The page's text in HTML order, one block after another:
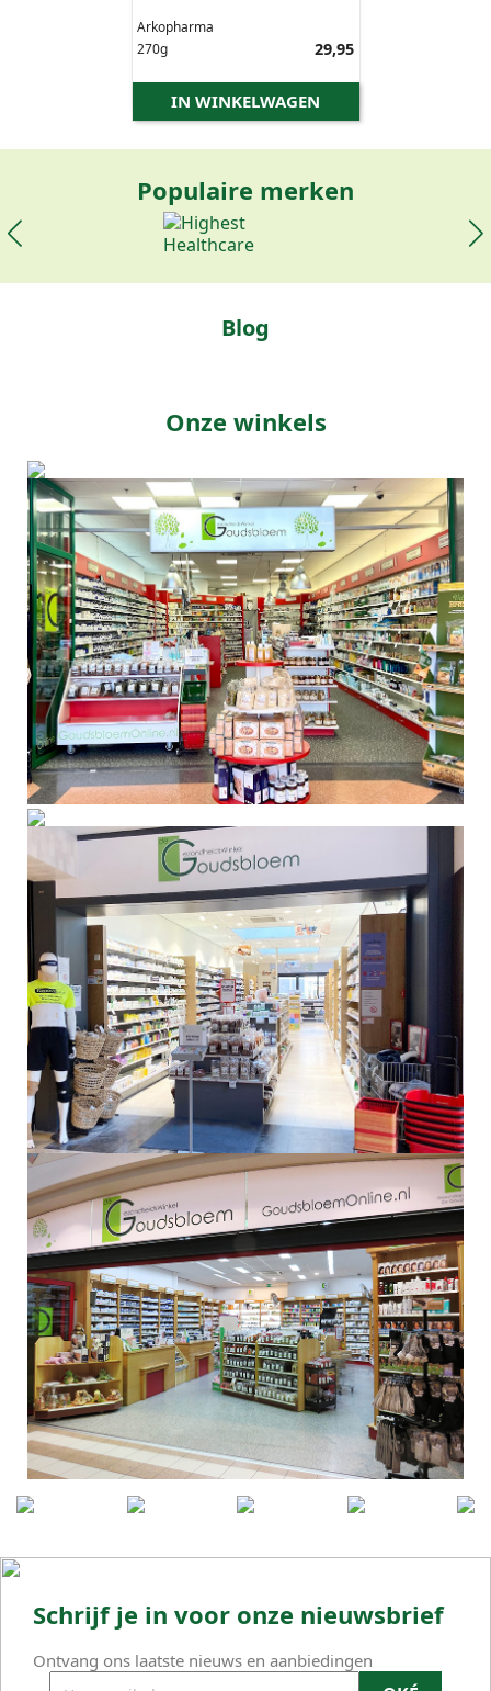
Arkopharma
270g
29,95
IN WINKELWAGEN
Populaire merken
Blog
Onze winkels
Schrijf je in voor onze nieuwsbrief
Ontvang ons laatste nieuws en aanbiedingen